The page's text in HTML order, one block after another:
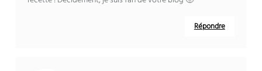
Répondre